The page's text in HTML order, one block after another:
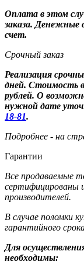
Оплата в этом
заказа. Денежные
счет.
Срочный заказ
Реализация
дней. Стоимость
рублей. О
нужной дате
18-81.
Подробнее - на
Гарантии
Все продаваемые
сертифицированы
производителей.
В случае поломки
гарантийного
Для
необходимы: